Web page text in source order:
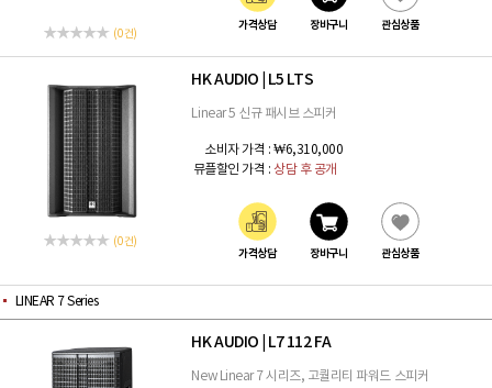
(0 건)
가격상담 장바구니 관심상품
(0 건)
HK AUDIO L5 LTS
Linear 5 신규 패시브 스피커
소비자 가격 : ₩6,310,000
뮤플할인 가격 : 상담 후 공개
가격상담 장바구니 관심상품
LINEAR 7 Series
HK AUDIO L7 112 FA
New Linear 7 시리즈, 고퀄리티 파워드 스피커